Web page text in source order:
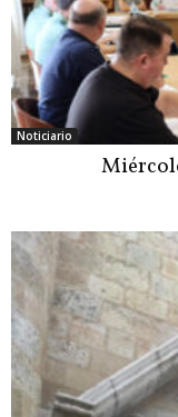
Noticiario